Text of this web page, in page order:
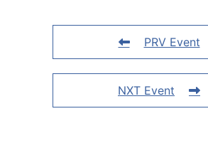
PRV Event
NXT Event